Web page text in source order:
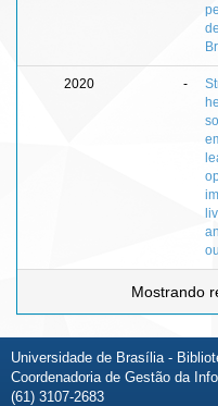
2020 -
Mostrando
Universidade de Brasília -
Coordenadoria de Gestão da
(61) 3107-2683